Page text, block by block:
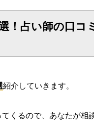
！占い師の口コ
紹介していきます。
くるので、あなたが相